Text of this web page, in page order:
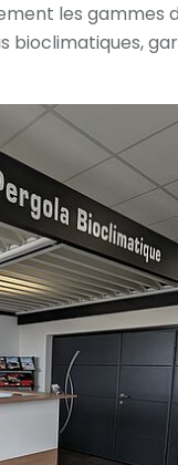
les gammes
bioclimatiques,